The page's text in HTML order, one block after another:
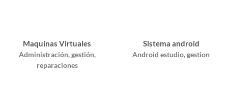
Maquinas Virtuales
Administración, gestión,
reparaciones
Sistema android
Android estudio, gestion